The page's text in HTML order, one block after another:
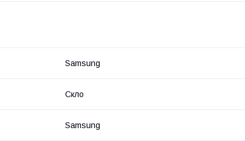
Samsung
Скло
Samsung